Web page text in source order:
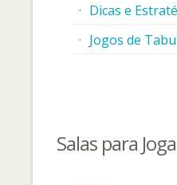
Dicas e
Jogos de
Salas para